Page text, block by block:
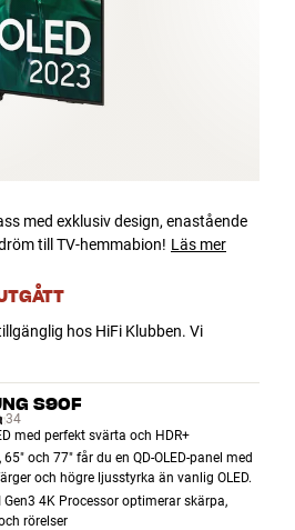
med exklusiv design, enastående
till TV-hemmabion! Läs mer
hos HiFi Klubben. Vi
S90F
34
med perfekt svärta och HDR+
65" och 77" får du en QD-OLED-panel med
och högre ljusstyrka än vanlig OLED.
Gen3 4K Processor optimerar skärpa,
rörelser